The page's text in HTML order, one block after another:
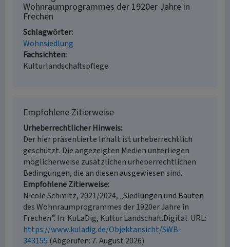
Wohnraumprogrammes der 1920er Jahre in
Frechen
Schlagwörter
Wohnsiedlung
Fachsichten
Kulturlandschaftspflege
Empfohlene Zitierweise
Urheberrechtlicher Hinweis
Der hier präsentierte Inhalt ist urheberrechtlich
geschützt. Die angezeigten Medien unterliegen
möglicherweise zusätzlichen urheberrechtlichen
Bedingungen, die an diesen ausgewiesen sind.
Empfohlene Zitierweise
Nicole Schmitz, 2021/2024, „Siedlungen und Bauten
des Wohnraumprogrammes der 1920er Jahre in
Frechen”. In: KuLaDig, Kultur.Landschaft.Digital. URL:
https://www.kuladig.de/Objektansicht/SWB-
343155 (Abgerufen: 7. August 2026)